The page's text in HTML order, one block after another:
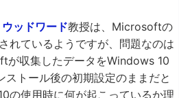
ッドワード教授は、Microsoftの
れているようですが、問題なのは
が収集したデータをWindows 10
トール後の初期設定のままだと
の使用時に何が起こっているか理